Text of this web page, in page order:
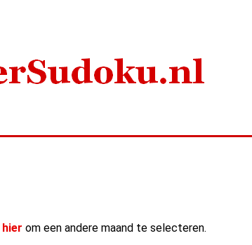
hier om een andere maand te selecteren.